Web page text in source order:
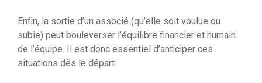
Enfin, la sortie d’un associé (qu’elle soit voulue ou
subie) peut bouleverser l’équilibre financier et humain
de l’équipe. Il est donc essentiel d’anticiper ces
situations dès le départ.